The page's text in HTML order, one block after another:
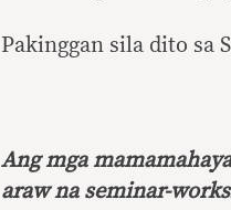
Pakinggan sila dito sa
Ang mga
araw na seminar-